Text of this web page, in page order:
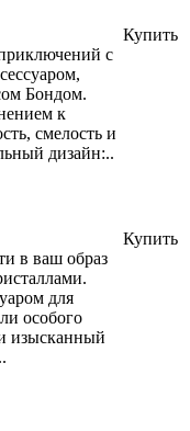
с
Бондом.
к
смелость и
дизайн:..
Купить
в ваш образ
для
особого
изысканный
Купить